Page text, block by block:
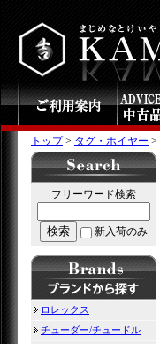
トップ > タグ・ホイヤー >
フリーワード検索
検索 新入荷のみ
ロレックス
チューダー/チュードル